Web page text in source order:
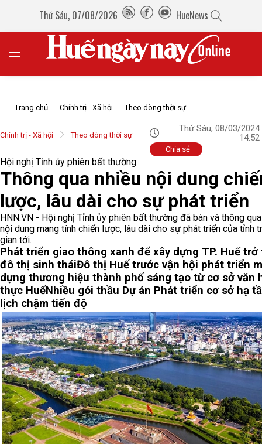
Thứ Sáu, 07/08/2026 HueNews
Trang chủ Chính trị - Xã hội Theo dòng thời sự
Chính trị - Xã hội Theo dòng thời sự
Thứ Sáu, 08/03/2024
14:52
Chia sẻ
Hội nghị Tỉnh ủy phiên bất thường:
Thông qua nhiều nội dung
lược, lâu dài cho sự phát triển
HNN.VN - Hội nghị Tỉnh ủy phiên bất thường đã bàn và thông
nội dung mang tính chiến lược, lâu dài cho sự phát triển của tỉnh
gian tới.
Phát triển giao thông xanh để xây dựng TP. Huế trở
đô thị sinh tháiĐô thị Huế trước vận hội phát triển
dựng thương hiệu thành phố sáng tạo từ cơ sở văn
thực HuếNhiều gói thầu Dự án Phát triển cơ sở hạ
lịch chậm tiến độ